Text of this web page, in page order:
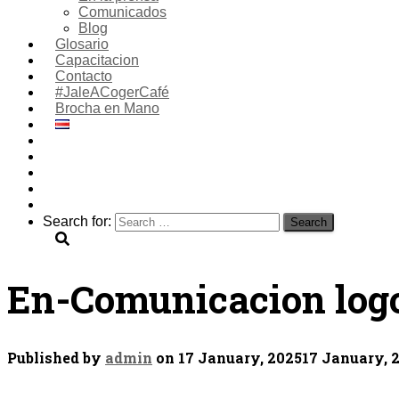
Comunicados
Blog
Glosario
Capacitacion
Contacto
#JaleACogerCafé
Brocha en Mano
Search for:
En-Comunicacion
Published by admin on 17 January, 202517 January,